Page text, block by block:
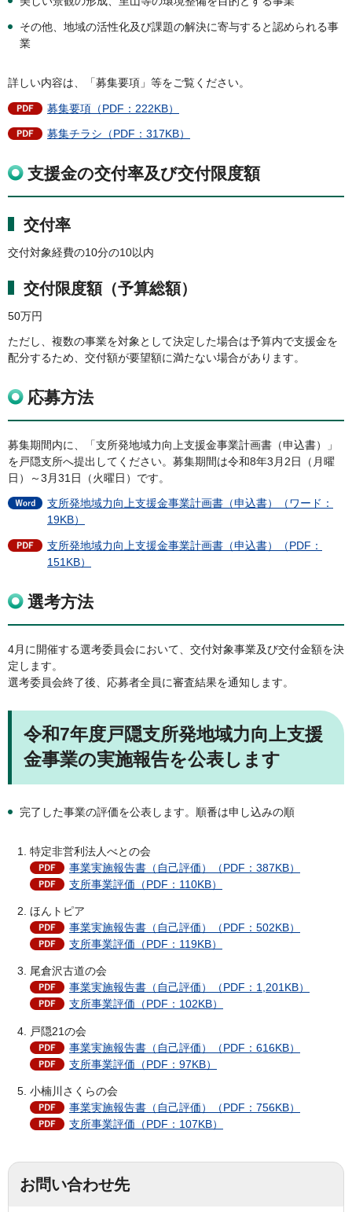
その他、地域の活性化及び課題の解決に寄与すると認められる事
業
詳しい内容は、「募集要項」等をご覧ください。
募集要項（PDF：222KB）
募集チラシ（PDF：317KB）
支援金の交付率及び交付限度額
交付率
交付対象経費の10分の10以内
交付限度額（予算総額）
50万円
ただし、複数の事業を対象として決定した場合は予算内で支援金を
配分するため、交付額が要望額に満たない場合があります。
応募方法
募集期間内に、「支所発地域力向上支援金事業計画書（申込書）」
を戸隠支所へ提出してください。募集期間は令和8年3月2日（月曜
日）～3月31日（火曜日）です。
支所発地域力向上支援金事業計画書（申込書）（ワード：
19KB）
支所発地域力向上支援金事業計画書（申込書）（PDF：
151KB）
選考方法
4月に開催する選考委員会において、交付対象事業及び交付金額を決
定します。
選考委員会終了後、応募者全員に審査結果を通知します。
令和7年度戸隠支所発地域力向上支援
金事業の実施報告を公表します
完了した事業の評価を公表します。順番は申し込みの順
特定非営利法人べとの会
事業実施報告書（自己評価）（PDF：387KB）
支所事業評価（PDF：110KB）
ほんトピア
事業実施報告書（自己評価）（PDF：502KB）
支所事業評価（PDF：119KB）
尾倉沢古道の会
事業実施報告書（自己評価）（PDF：1,201KB）
支所事業評価（PDF：102KB）
戸隠21の会
事業実施報告書（自己評価）（PDF：616KB）
支所事業評価（PDF：97KB）
小楠川さくらの会
事業実施報告書（自己評価）（PDF：756KB）
支所事業評価（PDF：107KB）
お問い合わせ先